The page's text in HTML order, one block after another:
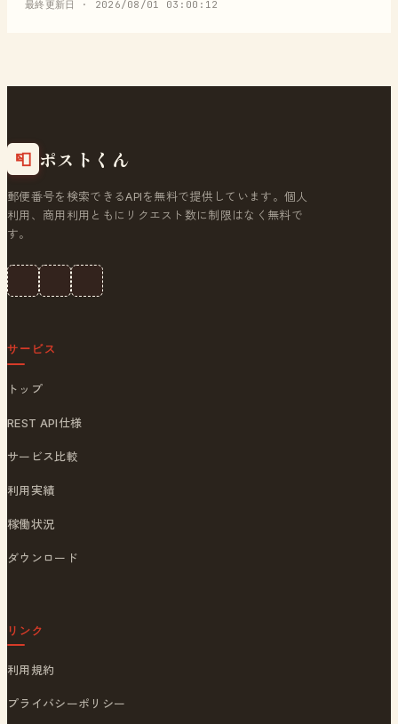
最終更新日 · 2026/08/01 03:00:12
📮 ポストくん
郵便番号を検索できるAPIを無料で提供しています。個人
利用、商用利用ともにリクエスト数に制限はなく無料で
す。
サービス
トップ
REST API仕様
サービス比較
利用実績
稼働状況
ダウンロード
リンク
利用規約
プライバシーポリシー